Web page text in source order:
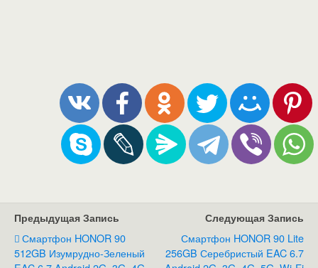
Предыдущая Запись
Смартфон HONOR 90
512GB Изумрудно-Зеленый
Следующая Запись
Смартфон HONOR 90 Lite
256GB Серебристый EAC 6.7